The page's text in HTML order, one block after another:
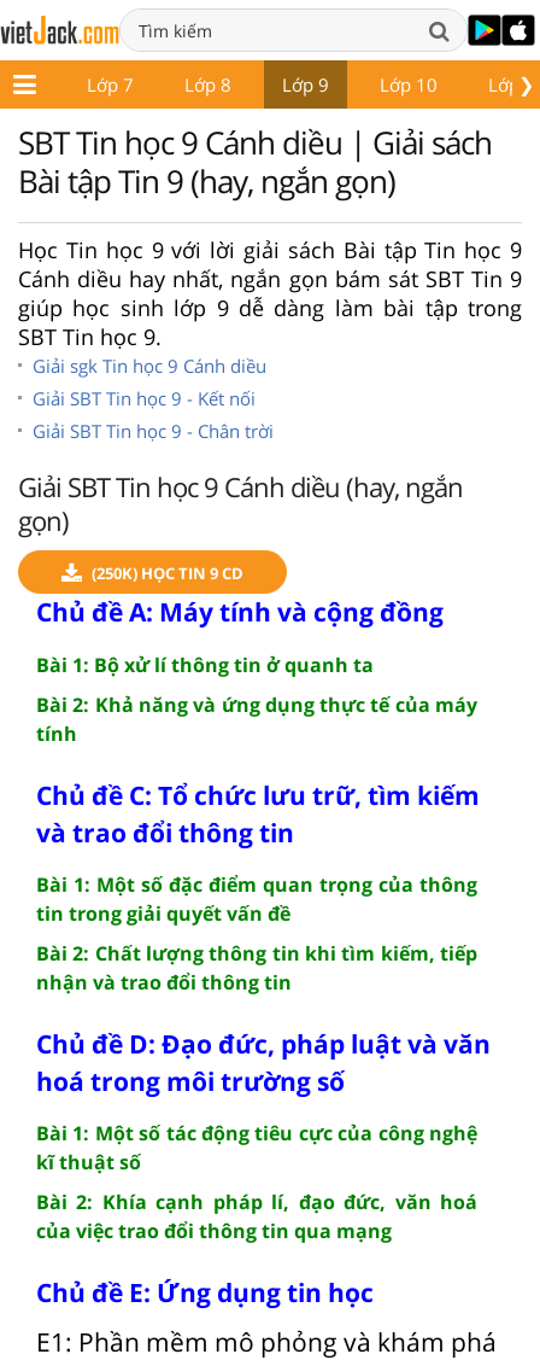
❯
6 Lớp 7 Lớp 8 Lớp 9 Lớp 10 Lớp
SBT Tin học 9 Cánh diều | Giải sách
Bài tập Tin 9 (hay, ngắn gọn)
Học Tin học 9 với lời giải sách Bài tập Tin học 9
Cánh diều hay nhất, ngắn gọn bám sát SBT Tin 9
giúp học sinh lớp 9 dễ dàng làm bài tập trong
SBT Tin học 9.
Giải sgk Tin học 9 Cánh diều
Giải SBT Tin học 9 - Kết nối
Giải SBT Tin học 9 - Chân trời
Giải SBT Tin học 9 Cánh diều (hay, ngắn
gọn)
(250K) HỌC TIN 9 CD
Chủ đề A: Máy tính và cộng đồng
Bài 1: Bộ xử lí thông tin ở quanh ta
Bài 2: Khả năng và ứng dụng thực tế của máy
tính
Chủ đề C: Tổ chức lưu trữ, tìm kiếm
và trao đổi thông tin
Bài 1: Một số đặc điểm quan trọng của thông
tin trong giải quyết vấn đề
Bài 2: Chất lượng thông tin khi tìm kiếm, tiếp
nhận và trao đổi thông tin
Chủ đề D: Đạo đức, pháp luật và văn
hoá trong môi trường số
Bài 1: Một số tác động tiêu cực của công nghệ
kĩ thuật số
Bài 2: Khía cạnh pháp lí, đạo đức, văn hoá
của việc trao đổi thông tin qua mạng
Chủ đề E: Ứng dụng tin học
E1: Phần mềm mô phỏng và khám phá